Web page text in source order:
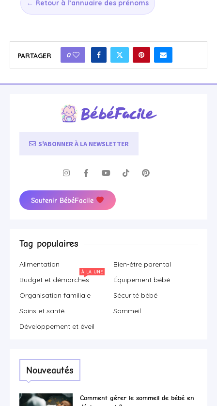
← Retour à l’annuaire des prénoms
PARTAGER 0
S'ABONNER À LA NEWSLETTER
Soutenir BébéFacile
Tag populaires
Alimentation
Bien-être parental
Budget et démarches
À LA UNE
Équipement bébé
Organisation familiale
Sécurité bébé
Soins et santé
Sommeil
Développement et éveil
Nouveautés
Comment gérer le sommeil de bébé en